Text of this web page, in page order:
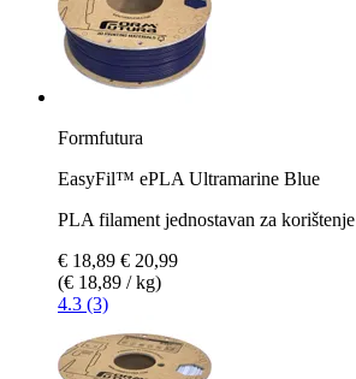
Formfutura
EasyFil™ ePLA Ultramarine Blue
PLA filament jednostavan za korištenje
€ 18,89 € 20,99
(€ 18,89 / kg)
4.3 (3)